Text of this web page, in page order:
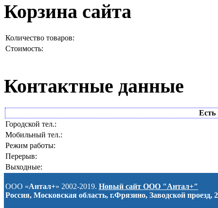
Корзина сайта
Количество товаров:
Стоимость:
Контактные данные
Есть
Городской тел.:
Мобильный тел.:
Режим работы:
Перерыв:
Выходные:
ООО «Антал+» 2002-2019. Новый сайт ООО "Антал+"
Россия, Московская область, г.Фрязино, Заводской проезд, 2